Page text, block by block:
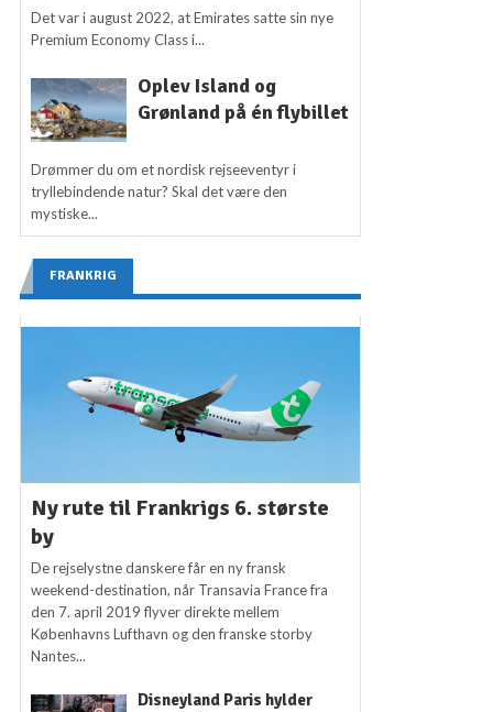
Det var i august 2022, at Emirates satte sin nye
Premium Economy Class i...
Oplev Island og
Grønland på én flybillet
Drømmer du om et nordisk rejseeventyr i
tryllebindende natur? Skal det være den
mystiske...
FRANKRIG
Ny rute til Frankrigs 6. største
by
De rejselystne danskere får en ny fransk
weekend-destination, når Transavia France fra
den 7. april 2019 flyver direkte mellem
Københavns Lufthavn og den franske storby
Nantes...
Disneyland Paris hylder